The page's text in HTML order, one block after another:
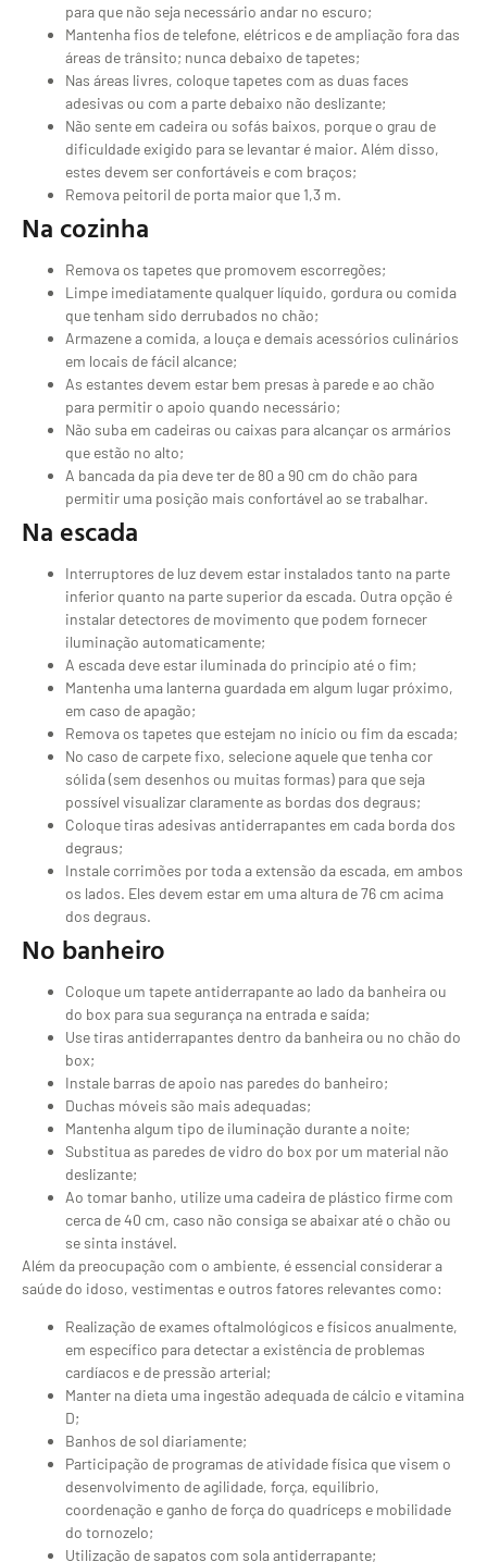
para que não seja necessário andar no escuro;
Mantenha fios de telefone, elétricos e de ampliação fora das
áreas de trânsito; nunca debaixo de tapetes;
Nas áreas livres, coloque tapetes com as duas faces
adesivas ou com a parte debaixo não deslizante;
Não sente em cadeira ou sofás baixos, porque o grau de
dificuldade exigido para se levantar é maior. Além disso,
estes devem ser confortáveis e com braços;
Remova peitoril de porta maior que 1,3 m.
Na cozinha
Remova os tapetes que promovem escorregões;
Limpe imediatamente qualquer líquido, gordura ou comida
que tenham sido derrubados no chão;
Armazene a comida, a louça e demais acessórios culinários
em locais de fácil alcance;
As estantes devem estar bem presas à parede e ao chão
para permitir o apoio quando necessário;
Não suba em cadeiras ou caixas para alcançar os armários
que estão no alto;
A bancada da pia deve ter de 80 a 90 cm do chão para
permitir uma posição mais confortável ao se trabalhar.
Na escada
Interruptores de luz devem estar instalados tanto na parte
inferior quanto na parte superior da escada. Outra opção é
instalar detectores de movimento que podem fornecer
iluminação automaticamente;
A escada deve estar iluminada do princípio até o fim;
Mantenha uma lanterna guardada em algum lugar próximo,
em caso de apagão;
Remova os tapetes que estejam no início ou fim da escada;
No caso de carpete fixo, selecione aquele que tenha cor
sólida (sem desenhos ou muitas formas) para que seja
possível visualizar claramente as bordas dos degraus;
Coloque tiras adesivas antiderrapantes em cada borda dos
degraus;
Instale corrimões por toda a extensão da escada, em ambos
os lados. Eles devem estar em uma altura de 76 cm acima
dos degraus.
No banheiro
Coloque um tapete antiderrapante ao lado da banheira ou
do box para sua segurança na entrada e saída;
Use tiras antiderrapantes dentro da banheira ou no chão do
box;
Instale barras de apoio nas paredes do banheiro;
Duchas móveis são mais adequadas;
Mantenha algum tipo de iluminação durante a noite;
Substitua as paredes de vidro do box por um material não
deslizante;
Ao tomar banho, utilize uma cadeira de plástico firme com
cerca de 40 cm, caso não consiga se abaixar até o chão ou
se sinta instável.
Além da preocupação com o ambiente, é essencial considerar a
saúde do idoso, vestimentas e outros fatores relevantes como:
Realização de exames oftalmológicos e físicos anualmente,
em específico para detectar a existência de problemas
cardíacos e de pressão arterial;
Manter na dieta uma ingestão adequada de cálcio e vitamina
D;
Banhos de sol diariamente;
Participação de programas de atividade física que visem o
desenvolvimento de agilidade, força, equilíbrio,
coordenação e ganho de força do quadríceps e mobilidade
do tornozelo;
Utilização de sapatos com sola antiderrapante;